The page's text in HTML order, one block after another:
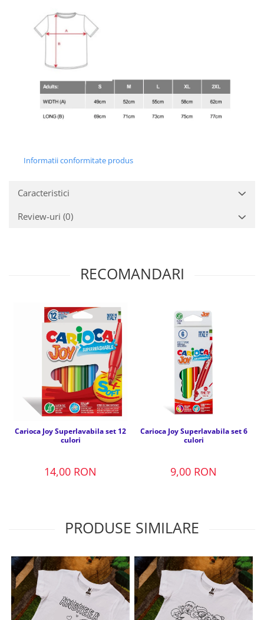
Informatii conformitate produs
Caracteristici
Review-uri (0)
RECOMANDARI
Carioca Joy Superlavabila set 12
culori
14,00 RON
Carioca Joy Superlavabila set 6
culori
9,00 RON
PRODUSE SIMILARE